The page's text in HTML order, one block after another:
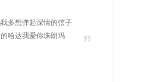
多想弹起深情的弦子
哈达我爱你珠朗玛